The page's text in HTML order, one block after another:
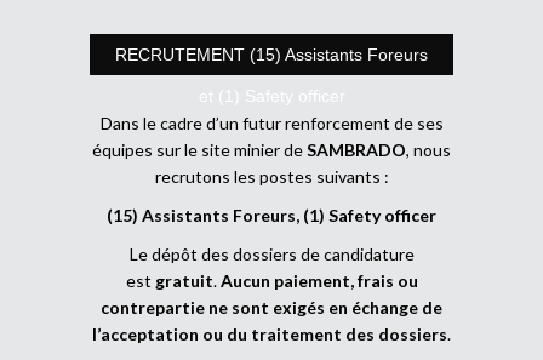
RECRUTEMENT (15) Assistants Foreurs
et (1) Safety officer
Dans le cadre d’un futur renforcement de ses
équipes sur le site minier deSAMBRADO, nous
recrutons les postes suivants :
(15) Assistants Foreurs, (1) Safety officer
Le dépôt des dossiers de candidature
est gratuit.Aucun paiement, frais ou
contrepartie ne sont exigés en échange de
l’acceptation ou du traitement des dossiers.